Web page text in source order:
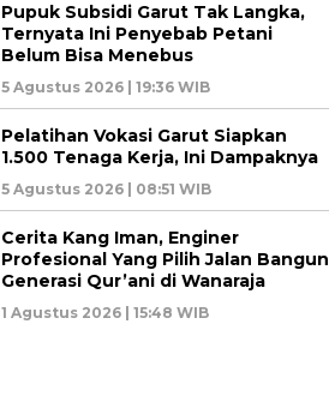
Pupuk Subsidi Garut Tak Langka,
Ternyata Ini Penyebab Petani
Belum Bisa Menebus
5 Agustus 2026 | 19:36 WIB
Pelatihan Vokasi Garut Siapkan
1.500 Tenaga Kerja, Ini Dampaknya
5 Agustus 2026 | 08:51 WIB
Cerita Kang Iman, Enginer
Profesional Yang Pilih Jalan Bangun
Generasi Qur’ani di Wanaraja
1 Agustus 2026 | 15:48 WIB